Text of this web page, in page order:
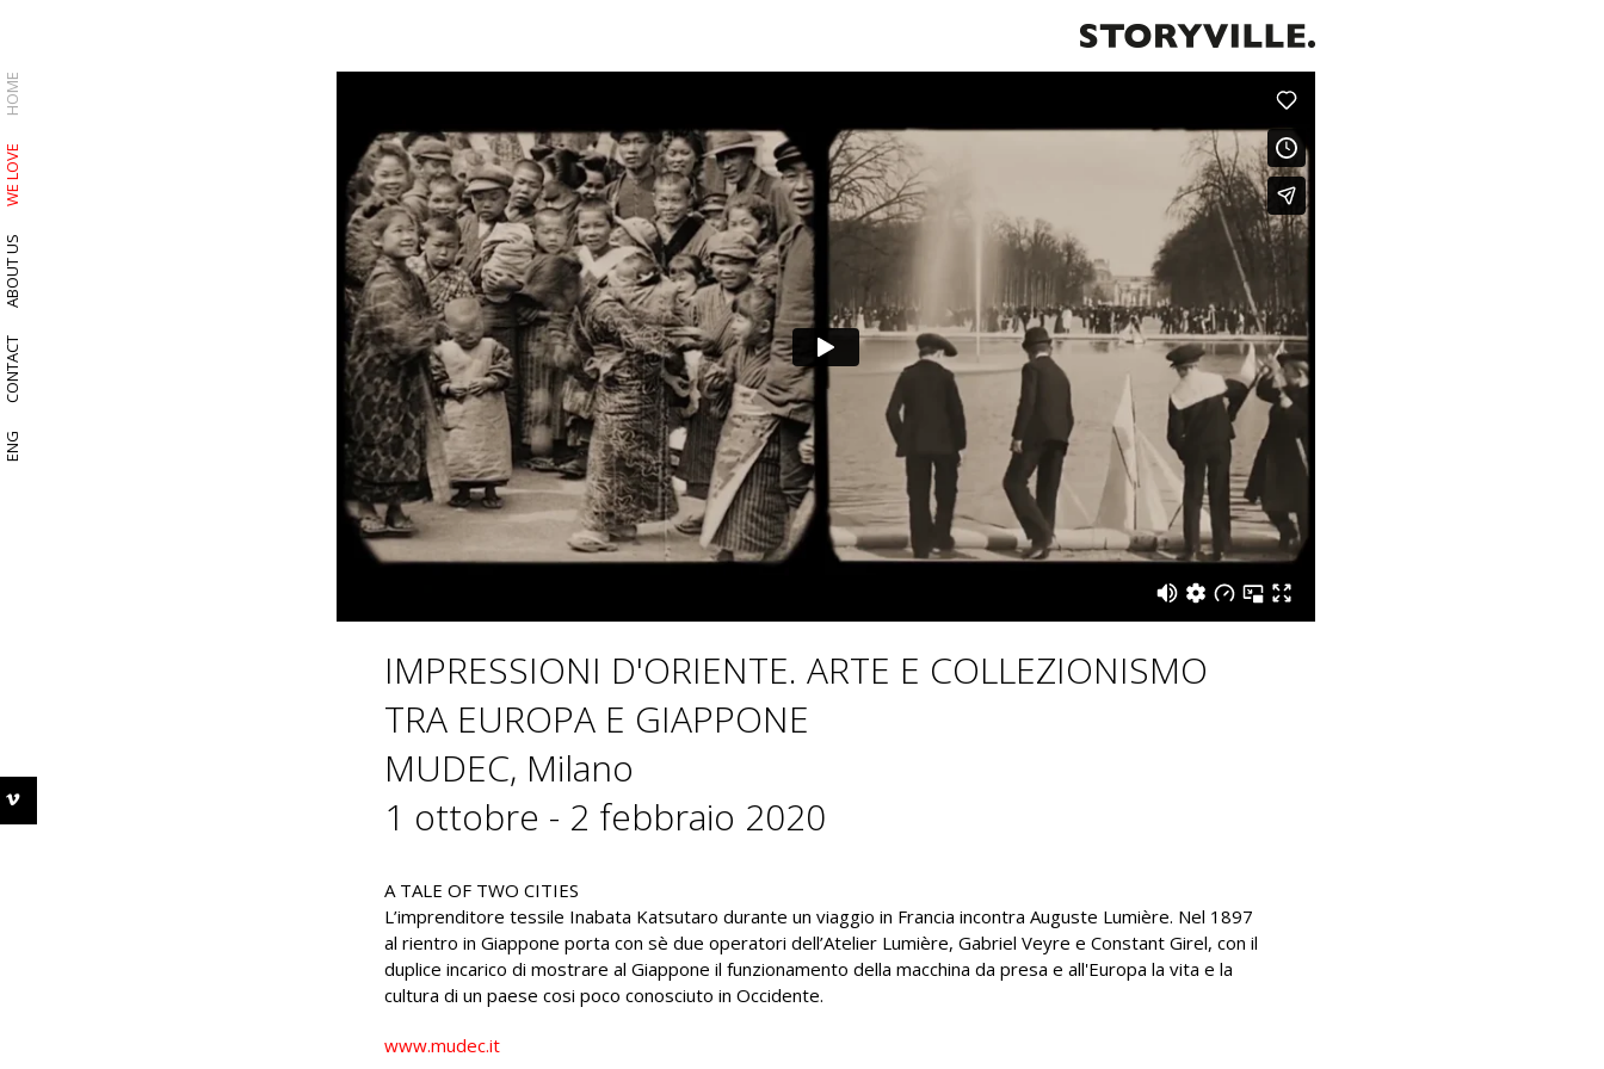
ENG
CONTACT
ABOUT US
WE LOVE
HOME
IMPRESSIONI D'ORIENTE. ARTE E COLLEZIONISMO
TRA EUROPA E GIAPPONE
MUDEC, Milano
1 ottobre - 2 febbraio 2020
A TALE OF TWO CITIES
L’imprenditore tessile Inabata Katsutaro durante un viaggio in Francia incontra Auguste Lumière. Nel 1897
al rientro in Giappone porta con sè due operatori dell’Atelier Lumière, Gabriel Veyre e Constant Girel, con il
duplice incarico di mostrare al Giappone il funzionamento della macchina da presa e all'Europa la vita e la
cultura di un paese cosi poco conosciuto in Occidente.
www.mudec.it